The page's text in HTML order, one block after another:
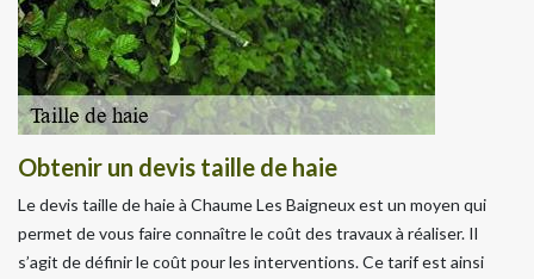
Obtenir un devis taille de haie
Le devis taille de haie à Chaume Les Baigneux est un moyen qui
permet de vous faire connaître le coût des travaux à réaliser. Il
s’agit de définir le coût pour les interventions. Ce tarif est ainsi